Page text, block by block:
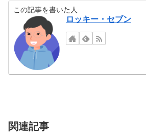
この記事を書いた人
ロッキー・セブン
関連記事